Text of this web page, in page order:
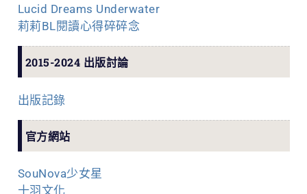
Lucid Dreams Underwater
莉莉BL閱讀心得碎碎念
2015-2024 出版討論
出版記錄
官方網站
SouNova少女星
十羽文化